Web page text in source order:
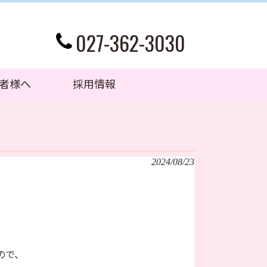
027-362-3030
様へ 採用情報
2024/08/23
、